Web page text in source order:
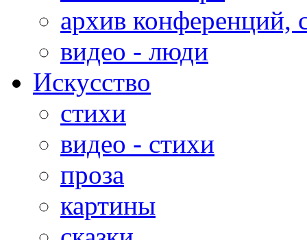
архив конференций,
видео - люди
Искусство
стихи
видео - стихи
проза
картины